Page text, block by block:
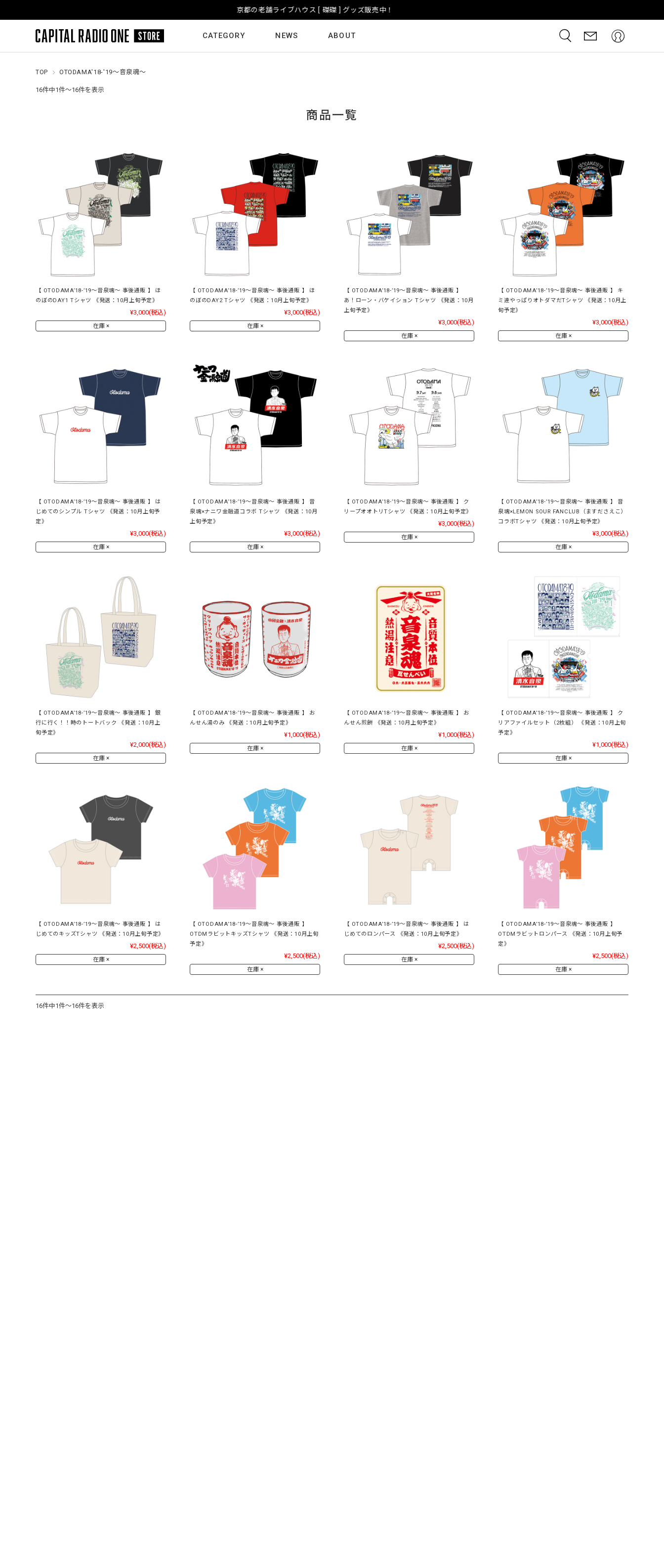
京都の老舗ライブハウス [ 磔磔 ] グッズ販売中！
CATEGORY NEWS ABOUT
TOP OTODAMA'18-'19～音泉魂～
16件中1件～16件を表示
商品一覧
【 OTODAMA’18-’19～音泉魂～ 事後通販 】 ほ
のぼのDAY1 Tシャツ 《発送：10月上旬予定》
¥3,000(税込)
在庫 ×
【 OTODAMA’18-’19～音泉魂～ 事後通販 】 ほ
のぼのDAY2 Tシャツ 《発送：10月上旬予定》
¥3,000(税込)
在庫 ×
【 OTODAMA’18-’19～音泉魂～ 事後通販 】
あ！ローン・バケイション Tシャツ 《発送：10月
上旬予定》
¥3,000(税込)
在庫 ×
【 OTODAMA’18-’19～音泉魂～ 事後通販 】 キ
ミ達やっぱりオトダマだTシャツ 《発送：10月上
旬予定》
¥3,000(税込)
在庫 ×
【 OTODAMA’18-’19～音泉魂～ 事後通販 】 は
じめてのシンプル Tシャツ 《発送：10月上旬予
定》
¥3,000(税込)
在庫 ×
【 OTODAMA’18-’19～音泉魂～ 事後通販 】 音
泉魂×ナニワ金融道コラボ Tシャツ 《発送：10月
上旬予定》
¥3,000(税込)
在庫 ×
【 OTODAMA’18-’19～音泉魂～ 事後通販 】 ク
リープオオトリTシャツ 《発送：10月上旬予定》
¥3,000(税込)
在庫 ×
【 OTODAMA’18-’19～音泉魂～ 事後通販 】 音
泉魂×LEMON SOUR FANCLUB（ますださえこ）
コラボTシャツ 《発送：10月上旬予定》
¥3,000(税込)
在庫 ×
【 OTODAMA’18-’19～音泉魂～ 事後通販 】 銀
行に行く！！時のトートバック 《発送：10月上
旬予定》
¥2,000(税込)
在庫 ×
【 OTODAMA’18-’19～音泉魂～ 事後通販 】 お
んせん湯のみ 《発送：10月上旬予定》
¥1,000(税込)
在庫 ×
【 OTODAMA’18-’19～音泉魂～ 事後通販 】 お
んせん煎餅 《発送：10月上旬予定》
¥1,000(税込)
在庫 ×
【 OTODAMA’18-’19～音泉魂～ 事後通販 】 ク
リアファイルセット（2枚組） 《発送：10月上旬
予定》
¥1,000(税込)
在庫 ×
【 OTODAMA’18-’19～音泉魂～ 事後通販 】 は
じめてのキッズTシャツ 《発送：10月上旬予定》
¥2,500(税込)
在庫 ×
【 OTODAMA’18-’19～音泉魂～ 事後通販 】
OTDMラビットキッズTシャツ 《発送：10月上旬
予定》
¥2,500(税込)
在庫 ×
【 OTODAMA’18-’19～音泉魂～ 事後通販 】 は
じめてのロンパース 《発送：10月上旬予定》
¥2,500(税込)
在庫 ×
【 OTODAMA’18-’19～音泉魂～ 事後通販 】
OTDMラビットロンパース 《発送：10月上旬予
定》
¥2,500(税込)
在庫 ×
16件中1件～16件を表示